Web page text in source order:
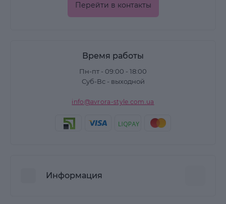
Перейти в контакты
Время работы
Пн-пт - 09:00 - 18:00
Суб-Вс - выходной
info@avrora-style.com.ua
Информация